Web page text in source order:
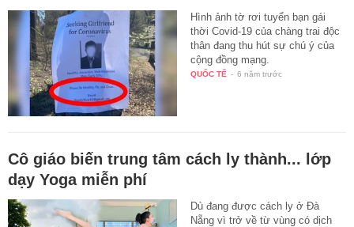
Hình ảnh tờ rơi tuyển bạn gái
thời Covid-19 của chàng trai độc
thân đang thu hút sự chú ý của
cộng đồng mạng.
QUỐC TẾ - 6 năm trước
Cô giáo biến trung tâm cách ly thành... lớp
dạy Yoga miễn phí
Dù đang được cách ly ở Đà
Nẵng vì trở về từ vùng có dịch